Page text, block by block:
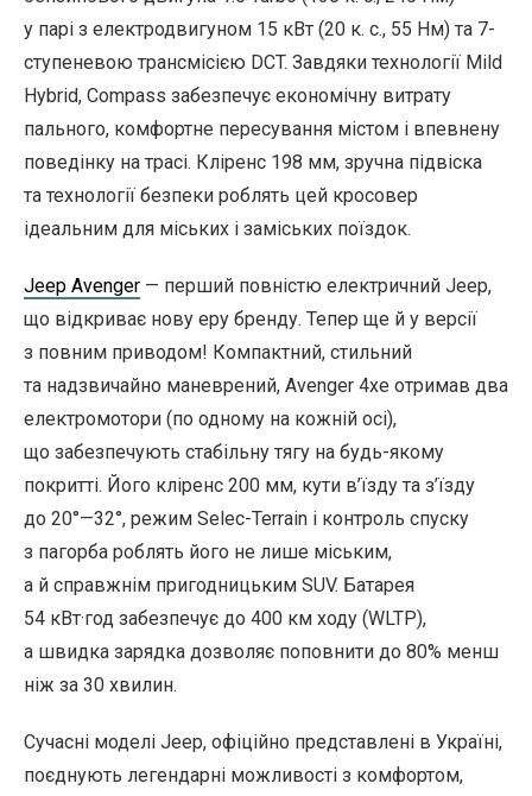
у парі з електродвигуном 15 кВт (20 к. с., 55 Нм) та 7-
ступеневою трансмісією DCT. Завдяки технології Mild
Hybrid, Compass забезпечує економічну витрату
пального, комфортне пересування містом і впевнену
поведінку на трасі. Кліренс 198 мм, зручна підвіска
та технології безпеки роблять цей кросовер
ідеальним для міських і заміських поїздок.
Jeep Avenger — перший повністю електричний Jeep,
що відкриває нову еру бренду. Тепер ще й у версії
з повним приводом! Компактний, стильний
та надзвичайно маневрений, Avenger 4xe отримав два
електромотори (по одному на кожній осі),
що забезпечують стабільну тягу на будь-якому
покритті. Його кліренс 200 мм, кути в’їзду та з’їзду
до 20°—32°, режим Selec-Terrain і контроль спуску
з пагорба роблять його не лише міським,
а й справжнім пригодницьким SUV. Батарея
54 кВт·год забезпечує до 400 км ходу (WLTP),
а швидка зарядка дозволяє поповнити до 80% менш
ніж за 30 хвилин.
Сучасні моделі Jeep, офіційно представлені в Україні,
поєднують легендарні можливості з комфортом,